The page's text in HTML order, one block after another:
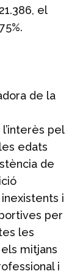
el
de la
pel
edats
de
i
per
les
mitjans
i